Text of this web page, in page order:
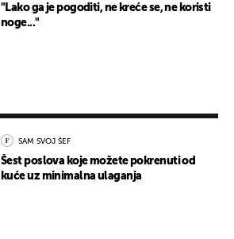
"Lako ga je pogoditi, ne kreće se, ne koristi
noge..."
SAM SVOJ ŠEF
Šest poslova koje možete pokrenuti od
kuće uz minimalna ulaganja